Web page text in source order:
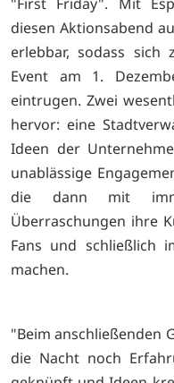
diesen Aktionsabend
erlebbar, sodass sich
Event am 1.
eintrugen. Zwei
hervor: eine
Ideen der
unablässige
die dann mit
Überraschungen ihre
Fans und schließlich
machen.
"Beim anschließenden
die Nacht noch